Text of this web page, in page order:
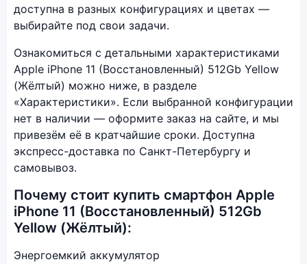
доступна в разных конфигурациях и цветах —
выбирайте под свои задачи.
Ознакомиться с детальными характеристиками
Apple iPhone 11 (Восстановленный) 512Gb Yellow
(Жёлтый) можно ниже, в разделе
«Характеристики». Если выбранной конфигурации
нет в наличии — оформите заказ на сайте, и мы
привезём её в кратчайшие сроки. Доступна
экспресс-доставка по Санкт-Петербургу и
самовывоз.
Почему стоит купить смартфон Apple
iPhone 11 (Восстановленный) 512Gb
Yellow (Жёлтый):
Энергоемкий аккумулятор